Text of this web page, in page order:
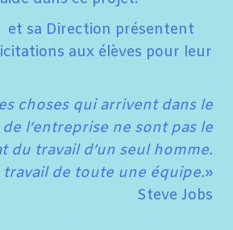
et sa Direction présentent
aux élèves pour leur
choses qui arrivent dans le
l’entreprise ne sont pas le
du travail d’un seul homme.
travail de toute une équipe.»
Steve Jobs